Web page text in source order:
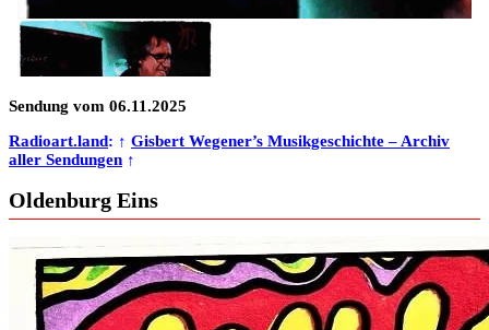
Sendung vom 06.11.2025
Radioart.land: ↑ Gisbert Wegener’s Musikgeschichte – Archiv
aller Sendungen ↑
Oldenburg Eins